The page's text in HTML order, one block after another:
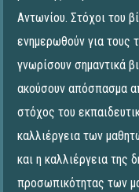
Αντωνίου. Στόχοι του
ενημερωθούν για τους
γνωρίσουν σημαντικά
ακούσουν απόσπασμα
στόχος του
καλλιέργεια των
και η καλλιέργεια της
προσωπικότητας των